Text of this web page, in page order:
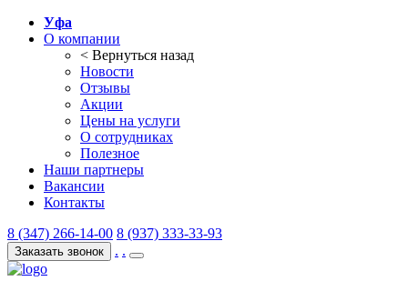
Уфа
О компании
< Вернуться назад
Новости
Отзывы
Акции
Цены на услуги
О сотрудниках
Полезное
Наши партнеры
Вакансии
Контакты
8 (347) 266-14-00 8 (937) 333-33-93
Заказать звонок . .